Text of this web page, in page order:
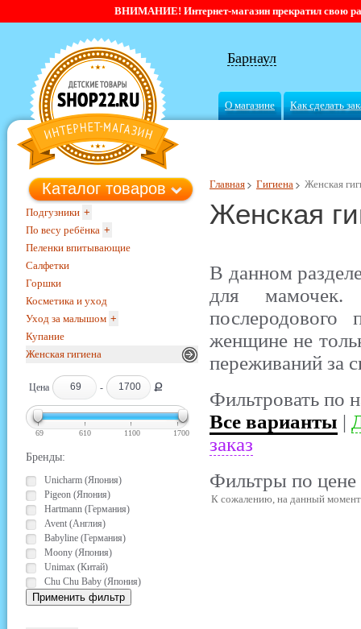
ВНИМАНИЕ! Интернет-магазин прекратил свою
Барнаул
О магазине Как сделать
Главная Гигиена Женская
Женская
В данном
для мамочек.
послеродового
женщине не
переживаний за
Фильтровать по
Все варианты |
заказ
Фильтры по цене
Каталог товаров
Подгузники +
По весу ребёнка +
Пеленки впитывающие
Салфетки
Горшки
Косметика и уход
Уход за малышом +
Купание
Женская гигиена
Цена - Ք
69 610 1100 1700
Бренды:
Unicharm (Япония)
Pigeon (Япония)
Hartmann (Германия)
Avent (Англия)
Babyline (Германия)
Moony (Япония)
Unimax (Китай)
Chu Chu Baby (Япония)
К сожалению, на данный момент